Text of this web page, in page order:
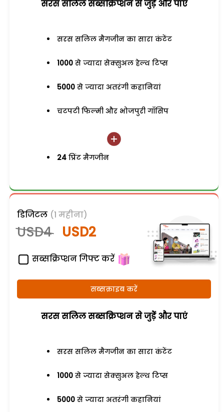
सरस सलिल सब्सक्रिप्शन से जुड़ेें और पाएं
सरस सलिल मैगजीन का सारा कंटेंट
1000 से ज्यादा सेक्सुअल हेल्थ टिप्स
5000 से ज्यादा अतरंगी कहानियां
चटपटी फिल्मी और भोजपुरी गॉसिप
24 प्रिंट मैगजीन
डिजिटल (1 महीना)
USD4 USD2
सब्सक्रिप्शन गिफ्ट करें
सब्सक्राइब करें
सरस सलिल सब्सक्रिप्शन से जुड़ेें और पाएं
सरस सलिल मैगजीन का सारा कंटेंट
1000 से ज्यादा सेक्सुअल हेल्थ टिप्स
5000 से ज्यादा अतरंगी कहानियां